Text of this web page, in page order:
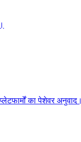
का पेशेवर अनुवाद।